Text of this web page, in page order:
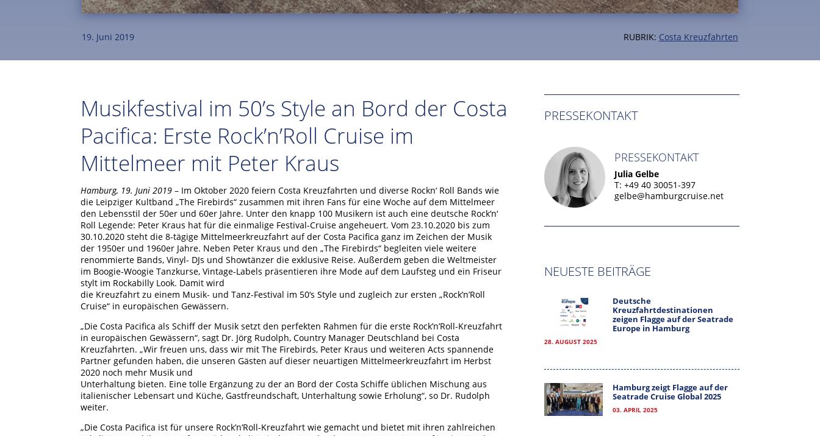
19. Juni 2019 RUBRIK: Costa Kreuzfahrten
Musikfestival im 50’s Style an Bord der Costa
Pacifica: Erste Rock’n’Roll Cruise im
Mittelmeer mit Peter Kraus
Hamburg, 19. Juni 2019 – Im Oktober 2020 feiern Costa Kreuzfahrten und diverse Rockn‘ Roll Bands wie
die Leipziger Kultband „The Firebirds“ zusammen mit ihren Fans für eine Woche auf dem Mittelmeer
den Lebensstil der 50er und 60er Jahre. Unter den knapp 100 Musikern ist auch eine deutsche Rock‘n‘
Roll Legende: Peter Kraus hat für die einmalige Festival-Cruise angeheuert. Vom 23.10.2020 bis zum
30.10.2020 steht die 8-tägige Mittelmeerkreuzfahrt auf der Costa Pacifica ganz im Zeichen der Musik
der 1950er und 1960er Jahre. Neben Peter Kraus und den „The Firebirds“ begleiten viele weitere
renommierte Bands, Vinyl- DJs und Showtänzer die exklusive Reise. Außerdem geben die Weltmeister
im Boogie-Woogie Tanzkurse, Vintage-Labels präsentieren ihre Mode auf dem Laufsteg und ein Friseur
stylt im Rockabilly Look. Damit wird
die Kreuzfahrt zu einem Musik- und Tanz-Festival im 50‘s Style und zugleich zur ersten „Rock’n’Roll
Cruise“ in europäischen Gewässern.
„Die Costa Pacifica als Schiff der Musik setzt den perfekten Rahmen für die erste Rock’n’Roll-Kreuzfahrt
in europäischen Gewässern“, sagt Dr. Jörg Rudolph, Country Manager Deutschland bei Costa
Kreuzfahrten. „Wir freuen uns, dass wir mit The Firebirds, Peter Kraus und weiteren Acts spannende
Partner gefunden haben, die unseren Gästen auf dieser neuartigen Mittelmeerkreuzfahrt im Herbst
2020 noch mehr Musik und
Unterhaltung bieten. Eine tolle Ergänzung zu der an Bord der Costa Schiffe üblichen Mischung aus
italienischer Lebensart und Küche, Gastfreundschaft, Unterhaltung sowie Erholung“, so Dr. Rudolph
weiter.
„Die Costa Pacifica ist für unsere Rock’n‘Roll-Kreuzfahrt wie gemacht und bietet mit ihren zahlreichen
PRESSEKONTAKT
PRESSEKONTAKT
Julia Gelbe
T: +49 40 30051-397
gelbe@hamburgcruise.net
NEUESTE BEITRÄGE
Deutsche
Kreuzfahrtdestinationen
zeigen Flagge auf der Seatrade
Europe in Hamburg
28. AUGUST 2025
Hamburg zeigt Flagge auf der
Seatrade Cruise Global 2025
03. APRIL 2025